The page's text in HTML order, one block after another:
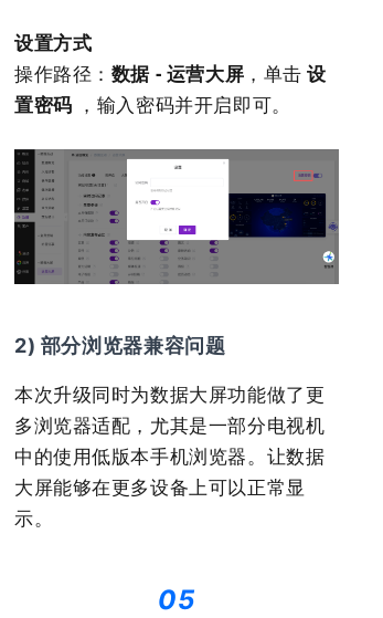
设置方式
操作路径： 数据 - 运营大屏 ， 单击设
置密码 ，输入密码并开启即可。
2) 部分浏览器兼容问题
本次升级同时为数据大屏功能做了更
多浏览器适配，尤其是一部分电视机
中的使用低版本手机浏览器。让数据
大屏能够在更多设备上可以正常显
示。
05